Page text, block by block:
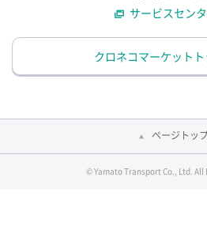
サービスセン
クロネコマーケット
ページトッ
© Yamato Transport Co., Ltd. All